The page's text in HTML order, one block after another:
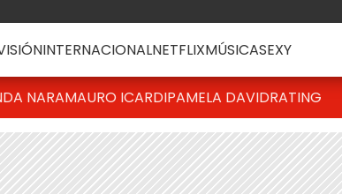
INTERNACIONALNETFLIXMÚSICASEXY
NARAMAURO ICARDIPAMELA DAVIDRATING